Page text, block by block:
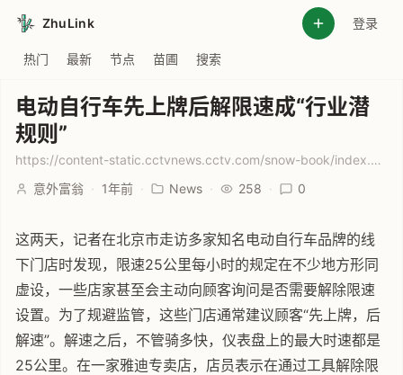
ZhuLink 登录
热门 最新 节点 苗圃 搜索
电动自行车先上牌后解限速成“行业潜
规则”
https://content-static.cctvnews.cctv.com/snow-book/index.html?item_id=15335063247633267958
意外富翁 · 1年前 · News · 258 · 0
这两天，记者在北京市走访多家知名电动自行车品牌的线
下门店时发现，限速25公里每小时的规定在不少地方形同
虚设，一些店家甚至会主动向顾客询问是否需要解除限速
设置。为了规避监管，这些门店通常建议顾客“先上牌，后
解速”。解速之后，不管骑多快，仪表盘上的最大时速都是
25公里。在一家雅迪专卖店，店员表示在通过工具解除限